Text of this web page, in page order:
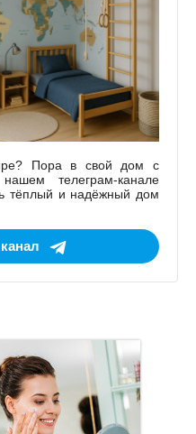
Пора в свой дом с
телеграм-канале
тёплый и надёжный дом